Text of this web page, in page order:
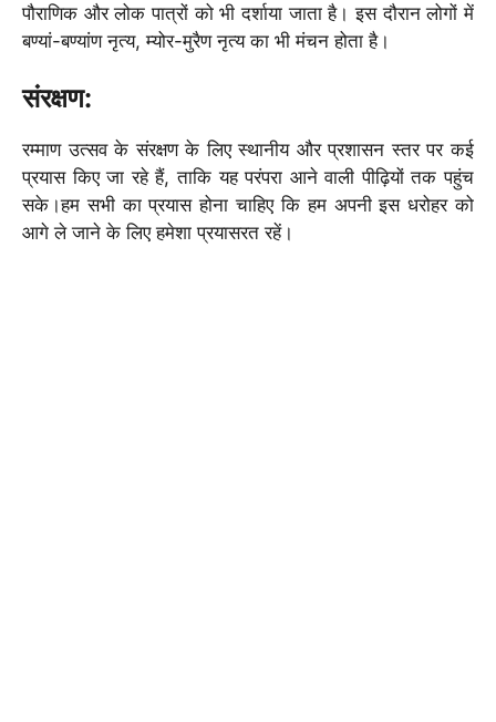
पौराणिक और लोक पात्रों को भी दर्शाया जाता है। इस दौरान लोगों में
बण्‍यां-बण्‍यांण नृत्य, म्‍योर-मुरैण नृत्‍य का भी मंचन होता है।
संरक्षण:
रम्माण उत्सव के संरक्षण के लिए स्थानीय और प्रशासन स्तर पर कई
प्रयास किए जा रहे हैं, ताकि यह परंपरा आने वाली पीढ़ियों तक पहुंच
सके।हम सभी का प्रयास होना चाहिए कि हम अपनी इस धरोहर को
आगे ले जाने के लिए हमेशा प्रयासरत रहें।